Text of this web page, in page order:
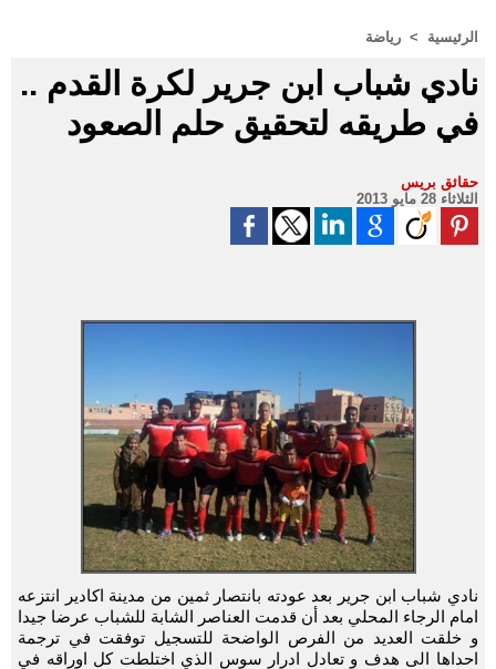
الرئيسية > رياضة
نادي شباب ابن جرير لكرة القدم ..
في طريقه لتحقيق حلم الصعود
حقائق بريس
الثلاثاء 28 مايو 2013
نادي شباب ابن جرير بعد عودته بانتصار ثمين من مدينة اكادير انتزعه
امام الرجاء المحلي بعد أن قدمت العناصر الشابة للشباب عرضا جيدا
و خلقت العديد من الفرص الواضحة للتسجيل توفقت في ترجمة
احداها الى هدف و تعادل ادرار سوس الذي اختلطت كل اوراقه في